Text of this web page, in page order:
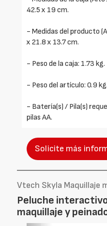
42.5 x 19 cm.
- Medidas del producto
x 21.8 x 13.7 cm.
- Peso de la caja: 1.73 kg.
- Peso del artículo: 0.9 kg.
- Batería(s) / Pila(s)
pilas AA.
Solicite más
Vtech Skyla Maquillaje
Peluche
maquillaje y